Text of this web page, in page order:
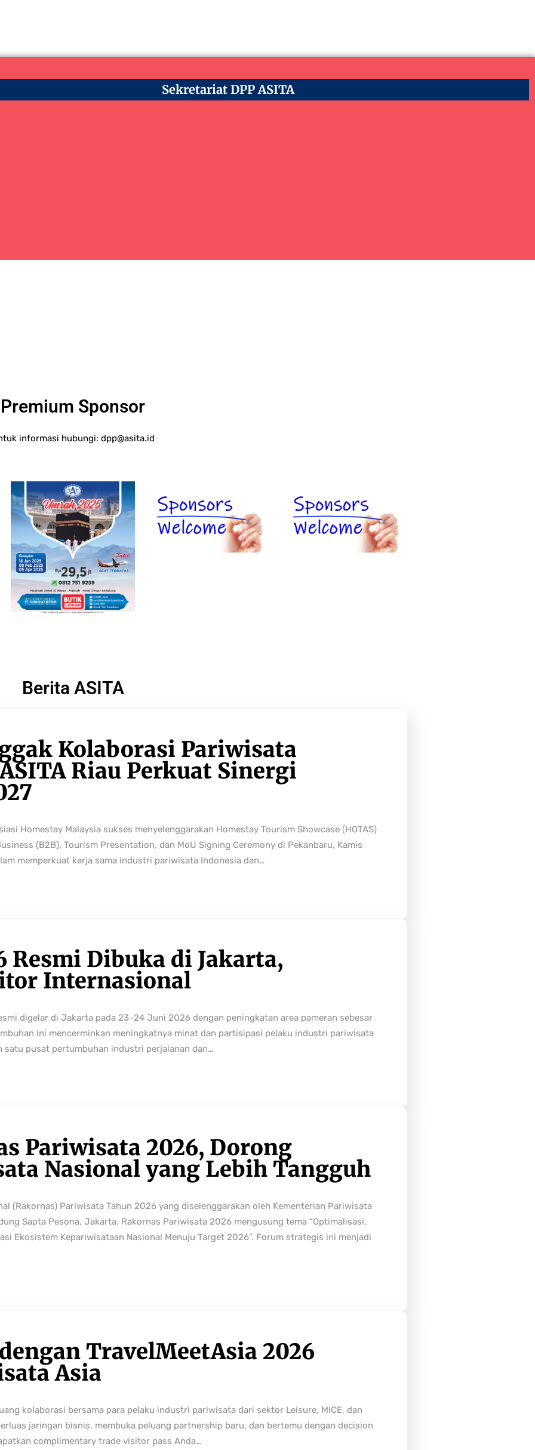
Sekretariat DPP ASITA
Premium Sponsor
informasi hubungi: dpp@asita.id
Berita ASITA
Kolaborasi Pariwisata
Riau Perkuat Sinergi
Homestay Malaysia sukses menyelenggarakan Homestay Tourism Showcase (HOTAS)
(B2B), Tourism Presentation, dan MoU Signing Ceremony di Pekanbaru, Kamis
memperkuat kerja sama industri pariwisata Indonesia dan…
Resmi Dibuka di Jakarta,
Internasional
digelar di Jakarta pada 23–24 Juni 2026 dengan peningkatan area pameran sebesar
ini mencerminkan meningkatnya minat dan partisipasi pelaku industri pariwisata
satu pusat pertumbuhan industri perjalanan dan…
Pariwisata 2026, Dorong
Nasional yang Lebih Tangguh
(Rakornas) Pariwisata Tahun 2026 yang diselenggarakan oleh Kementerian Pariwisata
Sapta Pesona, Jakarta. Rakornas Pariwisata 2026 mengusung tema “Optimalisasi,
Ekosistem Kepariwisataan Nasional Menuju Target 2026”. Forum strategis ini menjadi
TravelMeetAsia 2026
Asia
kolaborasi bersama para pelaku industri pariwisata dari sektor Leisure, MICE, dan
jaringan bisnis, membuka peluang partnership baru, dan bertemu dengan decision
complimentary trade visitor pass Anda…